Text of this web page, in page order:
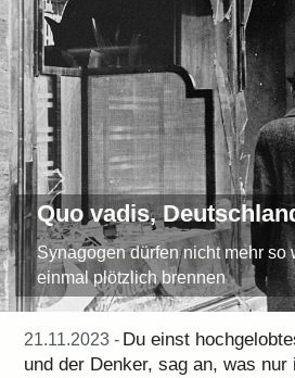
Quo vadis,
Synagogen dürfen nicht mehr so
einmal plötzlich brennen
21.11.2023 - Du einst
und der Denker, sag an, was